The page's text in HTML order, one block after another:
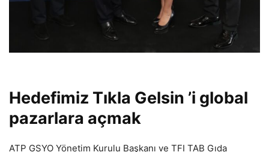
Hedefimiz Tıkla Gelsin ’i global
pazarlara açmak
ATP GSYO Yönetim Kurulu Başkanı ve TFI TAB Gıda